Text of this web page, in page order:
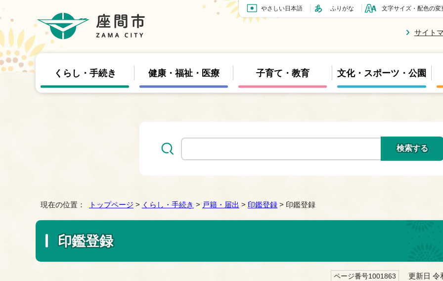
やさしい日本語 ふりがな 文字サイズ・配色の変
サイト
くらし・手続き 健康・福祉・医療 子育て・教育 文化・スポーツ・公園
現在の位置： トップページ > くらし・手続き > 戸籍・届出 > 印鑑登録 > 印鑑登録
印鑑登録
ページ番号1001863 更新日 令